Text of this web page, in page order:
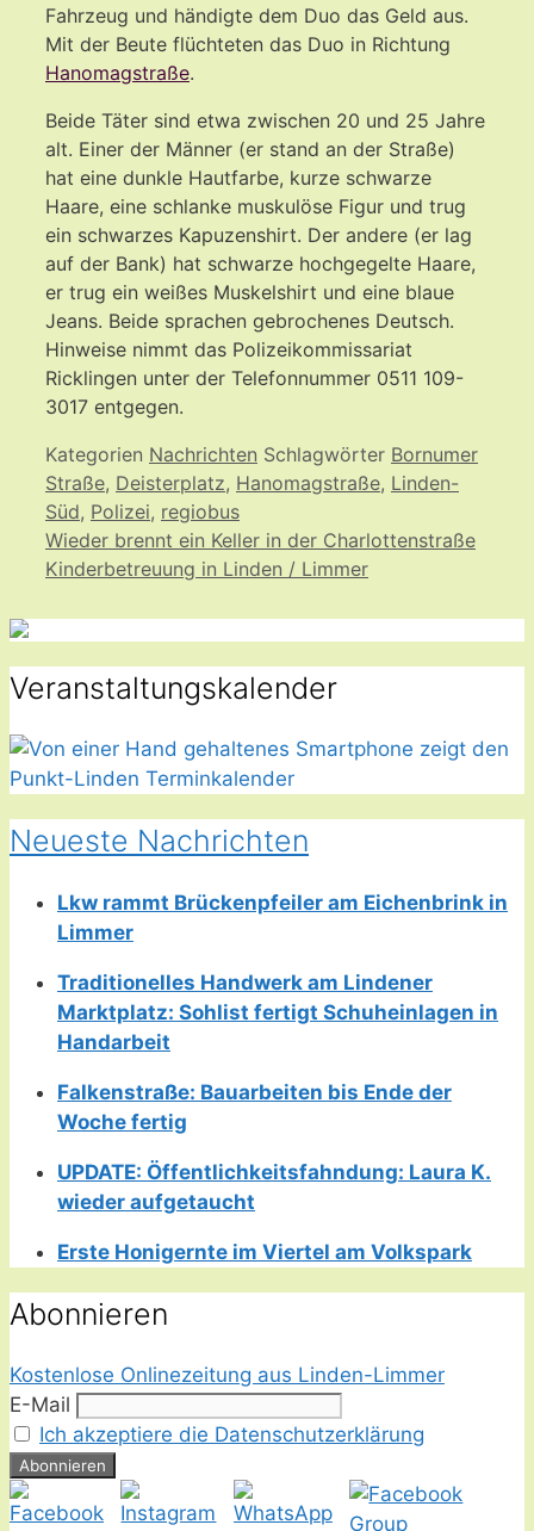
Fahrzeug und händigte dem Duo das Geld aus.
Mit der Beute flüchteten das Duo in Richtung
Hanomagstraße.
Beide Täter sind etwa zwischen 20 und 25 Jahre
alt. Einer der Männer (er stand an der Straße)
hat eine dunkle Hautfarbe, kurze schwarze
Haare, eine schlanke muskulöse Figur und trug
ein schwarzes Kapuzenshirt. Der andere (er lag
auf der Bank) hat schwarze hochgegelte Haare,
er trug ein weißes Muskelshirt und eine blaue
Jeans. Beide sprachen gebrochenes Deutsch.
Hinweise nimmt das Polizeikommissariat
Ricklingen unter der Telefonnummer 0511 109-
3017 entgegen.
Kategorien Nachrichten Schlagwörter Bornumer
Straße, Deisterplatz, Hanomagstraße, Linden-
Süd, Polizei, regiobus
Wieder brennt ein Keller in der Charlottenstraße
Kinderbetreuung in Linden / Limmer
Veranstaltungskalender
Neueste Nachrichten
Lkw rammt Brückenpfeiler am Eichenbrink in
Limmer
Traditionelles Handwerk am Lindener
Marktplatz: Sohlist fertigt Schuheinlagen in
Handarbeit
Falkenstraße: Bauarbeiten bis Ende der
Woche fertig
UPDATE: Öffentlichkeitsfahndung: Laura K.
wieder aufgetaucht
Erste Honigernte im Viertel am Volkspark
Abonnieren
Kostenlose Onlinezeitung aus Linden-Limmer
E-Mail
Ich akzeptiere die Datenschutzerklärung